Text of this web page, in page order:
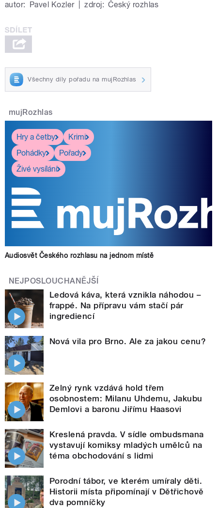
autor: Pavel Kozler zdroj: Český rozhlas
Všechny díly pořadu na mujRozhlas
mujRozhlas
Hry a četby
Krimi
Pohádky
Pořady
Živé vysílání
Audiosvět Českého rozhlasu na jednom místě
NEJPOSLOUCHANĚJŠÍ
Ledová káva, která vznikla náhodou –
frappé. Na přípravu vám stačí pár
ingrediencí
Nová vila pro Brno. Ale za jakou cenu?
Zelný rynk vzdává hold třem
osobnostem: Milanu Uhdemu, Jakubu
Demlovi a baronu Jiřímu Haasovi
Kreslená pravda. V sídle ombudsmana
vystavují komiksy mladých umělců na
téma obchodování s lidmi
Porodní tábor, ve kterém umíraly děti.
Historii místa připomínají v Dětřichově
dva pomníčky